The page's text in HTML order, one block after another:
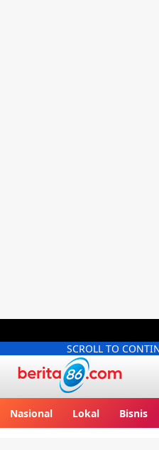
SCROLL TO
Nasional Lokal Bisnis